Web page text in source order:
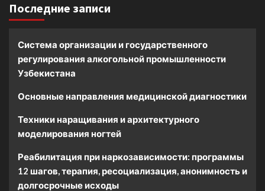
Последние записи
Система организации и государственного
регулирования алкогольной промышленности
Узбекистана
Основные направления медицинской диагностики
Техники наращивания и архитектурного
моделирования ногтей
Реабилитация при наркозависимости: программы
12 шагов, терапия, ресоциализация, анонимность и
долгосрочные исходы